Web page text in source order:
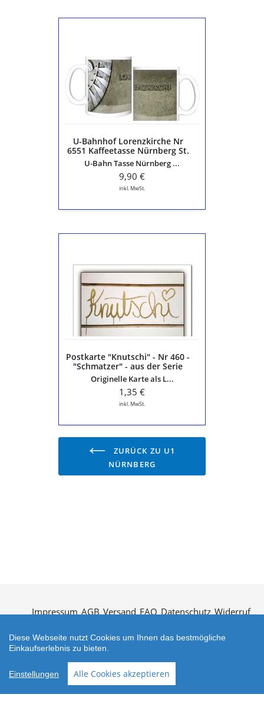
6551
Kaffeetasse
Nürnberg
St.
U1U-Bahnhof Lorenzkirche Nr
6551 Kaffeetasse Nürnberg St.
Lorenz - U1
U-Bahn Tasse Nürnberg ...
9,90 €
inkl. MwSt.
"Schmatzer"
aus
Serie
"Die
schöne
Postkarte "Knutschi" - Nr 460 -
"Schmatzer" - aus der Serie
"Die schöne Sprache"
Originelle Karte als L...
1,35 €
inkl. MwSt.
ZURÜCK ZU U1
NÜRNBERG
Impressum AGB Versand FAQ Datenschutz Widerruf
Zahlungsarten
Diese Webseite nutzt Cookies um Ihnen das bestmögliche
Einkaufserlebnis zu bieten.
Einstellungen Alle Cookies akzeptieren